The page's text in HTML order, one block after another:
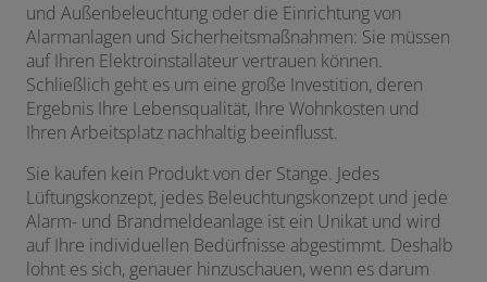
und Außenbeleuchtung oder die Einrichtung von
Alarmanlagen und Sicherheitsmaßnahmen: Sie müssen
auf Ihren Elektroinstallateur vertrauen können.
Schließlich geht es um eine große Investition, deren
Ergebnis Ihre Lebensqualität, Ihre Wohnkosten und
Ihren Arbeitsplatz nachhaltig beeinflusst.
Sie kaufen kein Produkt von der Stange. Jedes
Lüftungskonzept, jedes Beleuchtungskonzept und jede
Alarm- und Brandmeldeanlage ist ein Unikat und wird
auf Ihre individuellen Bedürfnisse abgestimmt. Deshalb
lohnt es sich, genauer hinzuschauen, wenn es darum